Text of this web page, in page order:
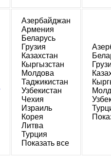
Азербайджан
Армения
Беларусь
Грузия
Казахстан
Кыргызстан
Молдова
Таджикистан
Узбекистан
Чехия
Израиль
Корея
Литва
Турция
Показать все